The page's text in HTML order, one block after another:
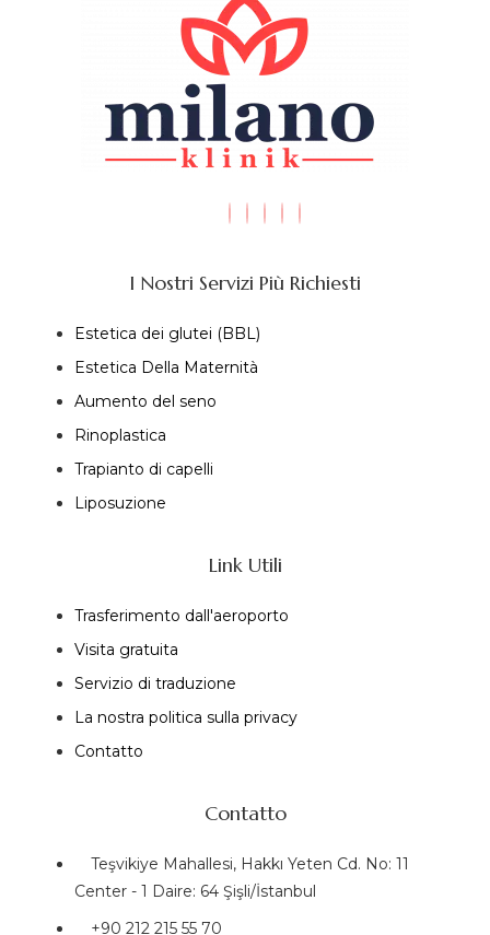
I Nostri Servizi Più Richiesti
Estetica dei glutei (BBL)
Estetica Della Maternità
Aumento del seno
Rinoplastica
Trapianto di capelli
Liposuzione
Link Utili
Trasferimento dall'aeroporto
Visita gratuita
Servizio di traduzione
La nostra politica sulla privacy
Contatto
Contatto
Teşvikiye Mahallesi, Hakkı Yeten Cd. No: 11
Center - 1 Daire: 64 Şişli/İstanbul
+90 212 215 55 70